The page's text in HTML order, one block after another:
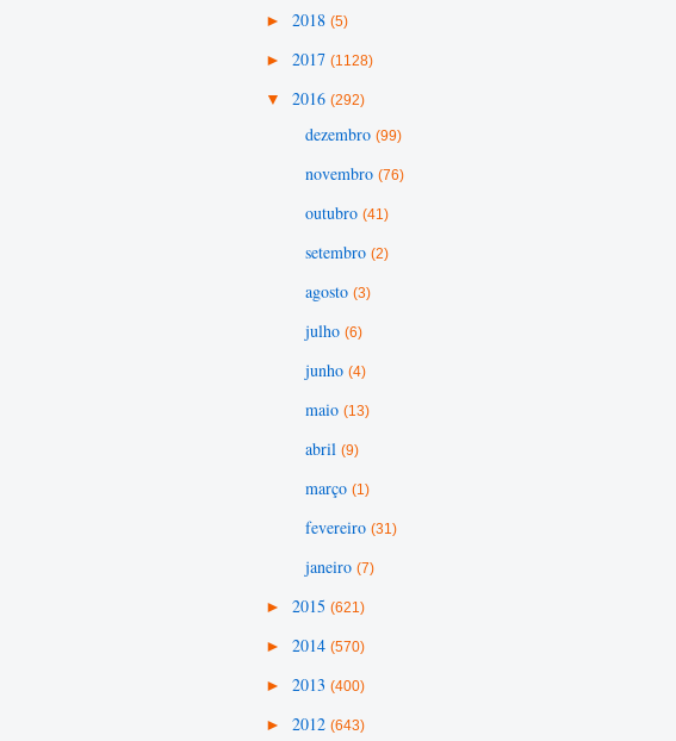
► 2018 (5)
► 2017 (1128)
▼ 2016 (292)
dezembro (99)
novembro (76)
outubro (41)
setembro (2)
agosto (3)
julho (6)
junho (4)
maio (13)
abril (9)
março (1)
fevereiro (31)
janeiro (7)
► 2015 (621)
► 2014 (570)
► 2013 (400)
► 2012 (643)